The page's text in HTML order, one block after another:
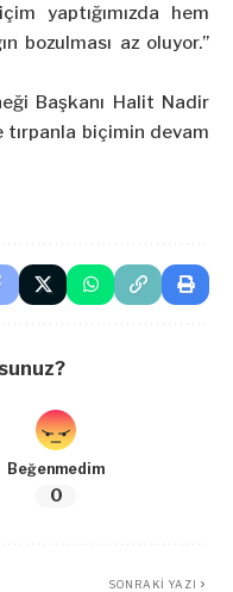
yaptığımızda hem
bozulması az oluyor.”
Başkanı Halit Nadir
tırpanla biçimin devam
Beğenmedim
0
SONRAKI YAZI